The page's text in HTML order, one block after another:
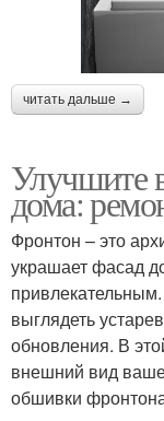
читать дальше →
Улучшите
дома:
Фронтон – это
украшает фасад
выглядеть
обновления. В
внешний вид
обшивки